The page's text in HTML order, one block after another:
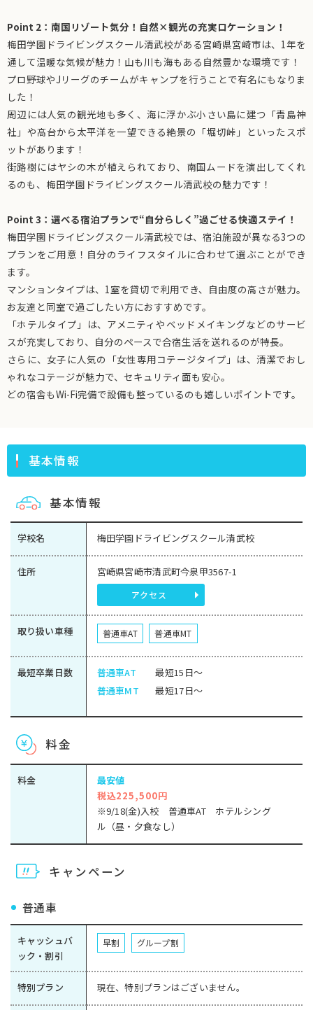
Point 2：南国リゾート気分！自然×観光の充実ロケーション！
梅田学園ドライビングスクール清武校がある宮崎県宮崎市は、1年を
通して温暖な気候が魅力！山も川も海もある自然豊かな環境です！
プロ野球やJリーグのチームがキャンプを行うことで有名にもなりま
した！
周辺には人気の観光地も多く、海に浮かぶ小さい島に建つ「青島神
社」や高台から太平洋を一望できる絶景の「堀切峠」といったスポ
ットがあります！
街路樹にはヤシの木が植えられており、南国ムードを演出してくれ
るのも、梅田学園ドライビングスクール清武校の魅力です！
Point 3：選べる宿泊プランで“自分らしく”過ごせる快適ステイ！
梅田学園ドライビングスクール清武校では、宿泊施設が異なる3つの
プランをご用意！自分のライフスタイルに合わせて選ぶことができ
ます。
マンションタイプは、1室を貸切で利用でき、自由度の高さが魅力。
お友達と同室で過ごしたい方におすすめです。
「ホテルタイプ」は、アメニティやベッドメイキングなどのサービ
スが充実しており、自分のペースで合宿生活を送れるのが特長。
さらに、女子に人気の「女性専用コテージタイプ」は、清潔でおし
ゃれなコテージが魅力で、セキュリティ面も安心。
どの宿舎もWi-Fi完備で設備も整っているのも嬉しいポイントです。
基本情報
基本情報
学校名 梅田学園ドライビングスクール清武校
住所 宮崎県宮崎市清武町今泉甲3567-1
アクセス
取り扱い車種 普通車AT 普通車MT
最短卒業日数 普通車AT
最短15日～
普通車MT
最短17日～
料金
料金
最安値
税込225,500円
※9/18(金)入校 普通車AT ホテルシング
ル（昼・夕食なし）
キャンペーン
普通車
キャッシュバ
ック・割引
早割 グループ割
特別プラン 現在、特別プランはございません。